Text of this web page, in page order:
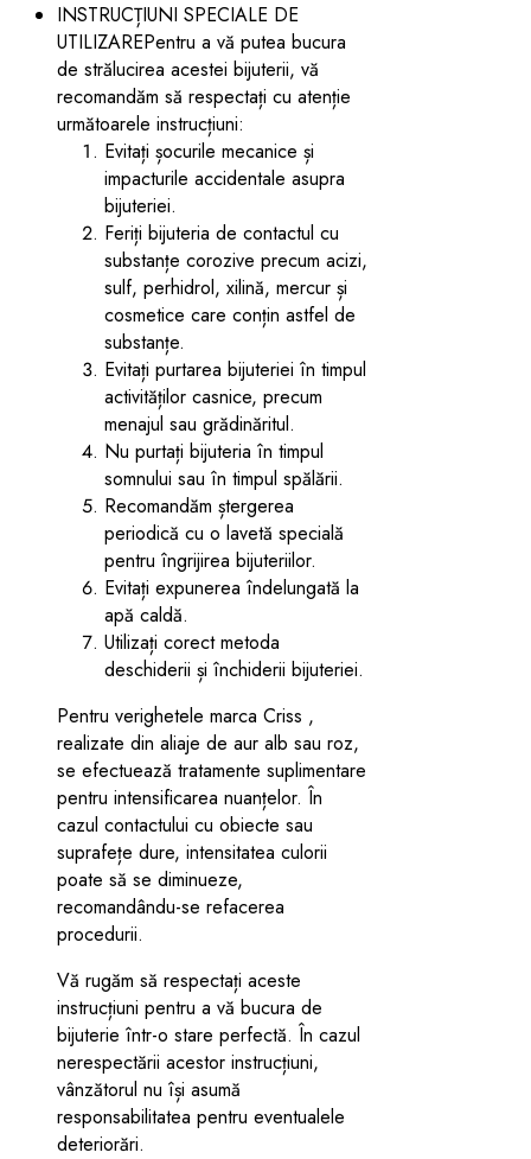
INSTRUCȚIUNI SPECIALE DE
UTILIZAREPentru a vă putea bucura
de strălucirea acestei bijuterii, vă
recomandăm să respectați cu atenție
următoarele instrucțiuni:
Evitați șocurile mecanice și
impacturile accidentale asupra
bijuteriei.
Feriți bijuteria de contactul cu
substanțe corozive precum acizi,
sulf, perhidrol, xilină, mercur și
cosmetice care conțin astfel de
substanțe.
Evitați purtarea bijuteriei în timpul
activităților casnice, precum
menajul sau grădinăritul.
Nu purtați bijuteria în timpul
somnului sau în timpul spălării.
Recomandăm ștergerea
periodică cu o lavetă specială
pentru îngrijirea bijuteriilor.
Evitați expunerea îndelungată la
apă caldă.
Utilizați corect metoda
deschiderii și închiderii bijuteriei.
Pentru verighetele marca Criss ,
realizate din aliaje de aur alb sau roz,
se efectuează tratamente suplimentare
pentru intensificarea nuanțelor. În
cazul contactului cu obiecte sau
suprafețe dure, intensitatea culorii
poate să se diminueze,
recomandându-se refacerea
procedurii.
Vă rugăm să respectați aceste
instrucțiuni pentru a vă bucura de
bijuterie într-o stare perfectă. În cazul
nerespectării acestor instrucțiuni,
vânzătorul nu își asumă
responsabilitatea pentru eventualele
deteriorări.